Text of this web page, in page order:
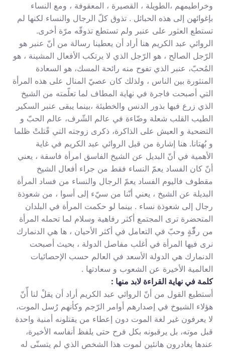
وخراطيمهم ،الطويلة ، القصيرة ، المعقوفة ، ومع النساء
بإغوائهن إلى هذه الحبائل . تذوق كلّ الرجال والنساء لكنها لم
تستطع العثور على عنبر ولم تستطع تذوقّه مرّة أخرى.
الروائي عبد الكريم هنا أراد أن يعطينا رسالة من أنّ عنبر هو
الرّجل الصالح ، هو الرّجل الذي لا يرتكب الأفعال المشينة ، هو
المُحبّ، عنبر الذي تفوح منه رائحة المسك، هو السعادة
المنثورة بين الناس ، ولذلك كان عصيّ المنال على هذه المرأة
التي أصبحت فاجرة في نهاية المطاف لما تعلّمته من الشيخ
الذي زرع فيها بذور الدنس والخطيئة ،بينما يبقى عنبر السكير
الطيب القلب شعلة وضّاءة في عالم الشّرف، عالم الحبّ و
التضحية و العيش على الذاكرة، ذكرى زوجته التي قًتلتْ ظلما
و بُهتانا. هنا إشارة من قبل الروائي عبد الكريم في غاية
الأهمية في أنّ البديل عن الشيخ الفاسق امرأة فاسقة ، يعني
أنّ كان الفساد يعمّ النساء فقط من جراء أفعال الشيخ
مقطوف فاليوم الفساد يعمّ الرجال والنساء من فساد المرأة
البديلة عن الشيخ ، يعني أنّنا من سيّء إلى أسوا ، من شعوذة
رجال إلى شعوذة نساء . بينما لو حكمت المرأة في البلدان
المتحضرة ترى المجتمع أكثر رفاهية وسلام لما تحمله المرأة
من رقّّةٍ وحبّ في التعامل في أكثر الأحيان ، ها هي الدنمارك
نرى فيها المرأة في أغلب مفاصل الدولة ، بحيث أصبحت
الدنمارك هي الدولة الأسعد في العالم حسب الإحصائيات
العالمية الأخيرة عن الشعوب و سعادتها .
كلمة في نهاية القراءة لابد منها :
أستطيع القول من أنّ الروائي عبد الكريم أراد أن يقلْ لنا أّنّ
هؤلاء الشيوخ في إصدارهم أوامر الرّجم وكأنهم رُسل الموت،
لا يعرفون غير لغة الموت دون إعطاء من يقتلونه أمنية واحدة
قبل موته، بل يرقبونه بكل فرح حتى يلفظ أنفاسه الأخيرة،
عندها يغادرون هانئين لموت هذا الشخص الذي لم يتسنّى له